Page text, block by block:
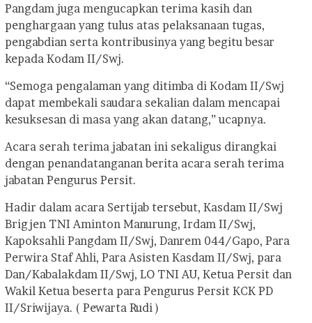
Pangdam juga mengucapkan terima kasih dan
penghargaan yang tulus atas pelaksanaan tugas,
pengabdian serta kontribusinya yang begitu besar
kepada Kodam II/Swj.
“Semoga pengalaman yang ditimba di Kodam II/Swj
dapat membekali saudara sekalian dalam mencapai
kesuksesan di masa yang akan datang,” ucapnya.
Acara serah terima jabatan ini sekaligus dirangkai
dengan penandatanganan berita acara serah terima
jabatan Pengurus Persit.
Hadir dalam acara Sertijab tersebut, Kasdam II/Swj
Brigjen TNI Aminton Manurung, Irdam II/Swj,
Kapoksahli Pangdam II/Swj, Danrem 044/Gapo, Para
Perwira Staf Ahli, Para Asisten Kasdam II/Swj, para
Dan/Kabalakdam II/Swj, LO TNI AU, Ketua Persit dan
Wakil Ketua beserta para Pengurus Persit KCK PD
II/Sriwijaya. ( Pewarta Rudi )